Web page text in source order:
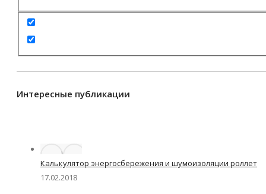
Интересные публикации
Калькулятор энергосбережения и шумоизоляции роллет
17.02.2018